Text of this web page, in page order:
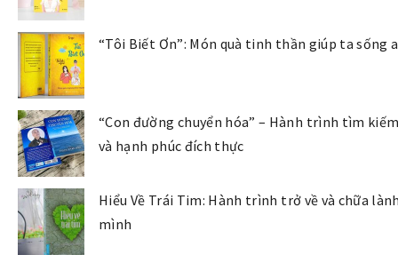
“Tôi Biết Ơn”: Món quà tinh thần giúp ta sống
“Con đường chuyển hóa” – Hành trình tìm
và hạnh phúc đích thực
Hiểu Về Trái Tim: Hành trình trở về và chữa
mình